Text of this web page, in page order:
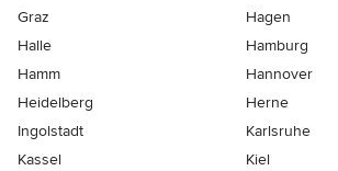
Graz
Hagen
Halle
Hamburg
Hamm
Hannover
Heidelberg
Herne
Ingolstadt
Karlsruhe
Kassel
Kiel